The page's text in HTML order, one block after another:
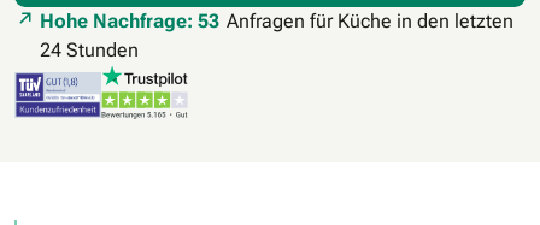
Hohe Nachfrage: 53 Anfragen für Küche in den letzten
24 Stunden